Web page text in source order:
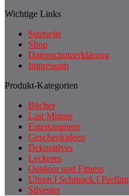
Wichtige Links
Startseite
Shop
Datenschutzerklärung
Impressum
Produkt-Kategorien
Bücher
Last Minute
Entertainment
Geschenkideen
Dekoratives
Leckeres
Outdoor und Fitness
Uhren I Schmuck I Parfüm
Silvester